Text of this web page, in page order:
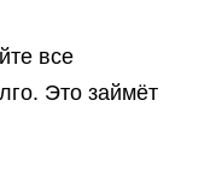
все
Это займёт